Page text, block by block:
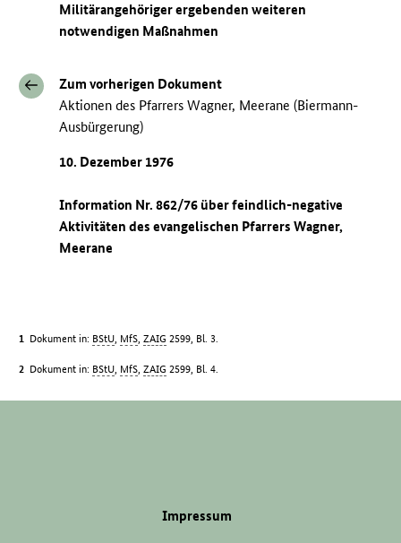
Militärangehöriger ergebenden weiteren
notwendigen Maßnahmen
Zum vorherigen Dokument
Aktionen des Pfarrers Wagner, Meerane (Biermann-
Ausbürgerung)
10. Dezember 1976
Information Nr. 862/76 über feindlich-negative
Aktivitäten des evangelischen Pfarrers Wagner,
Meerane
Dokument in: BStU MfS ,ZAIG 2599, Bl. 3.
Dokument in: BStU MfS ,ZAIG 2599, Bl. 4.
Impressum